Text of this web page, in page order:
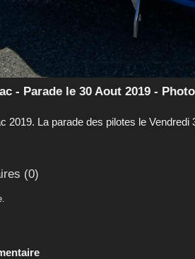
- Parade le 30 Aout 2019 -
2019. La parade des pilotes le
(0)